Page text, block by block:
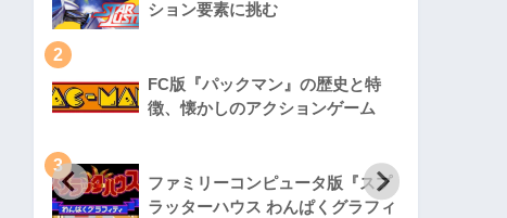
ション要素に挑む
2
FC版『パックマン』の歴史と特
徴、懐かしのアクションゲーム
3
ファミリーコンピュータ版『スプ
ラッターハウス わんぱくグラフィ